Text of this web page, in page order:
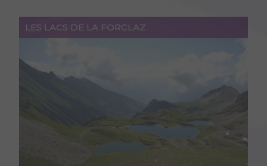
LES LACS DE LA FORCLAZ